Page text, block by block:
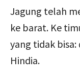
Jagung telah
ke barat. Ke
yang tidak
Hindia.